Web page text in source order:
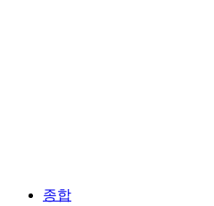
종합